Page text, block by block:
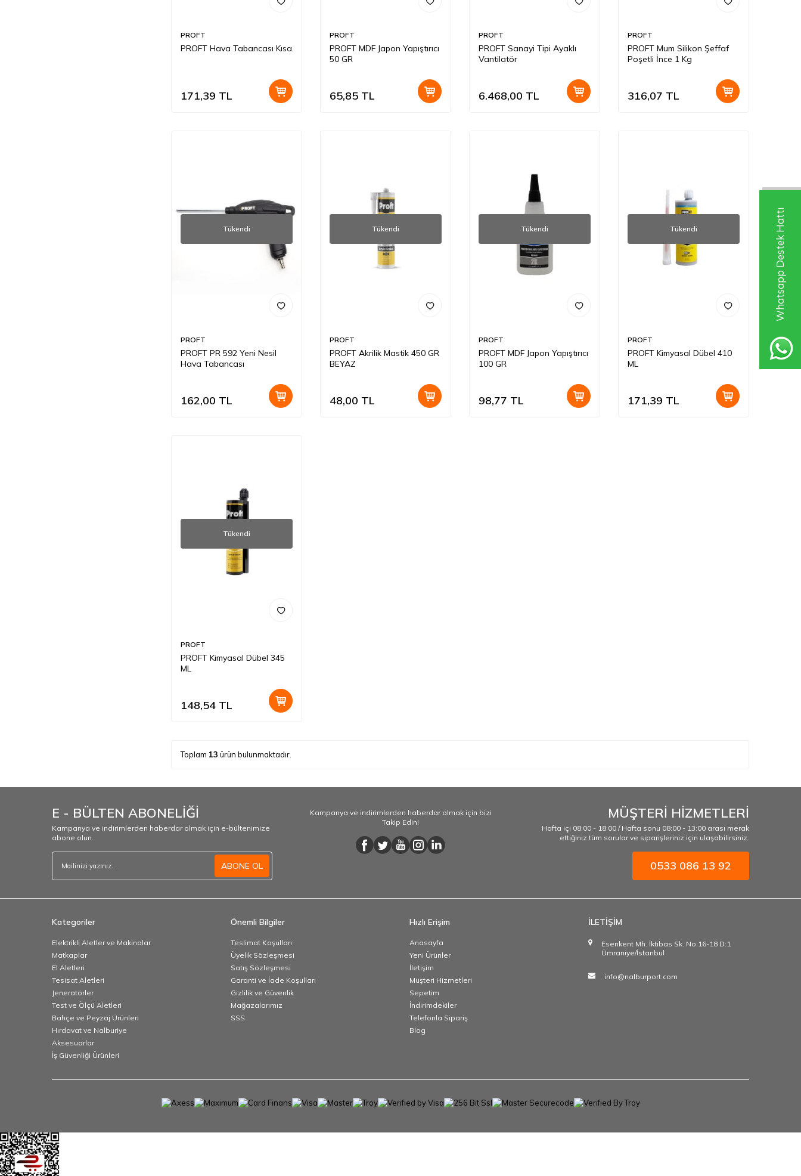
Whatsapp Destek Hattı
PROFT
PROFT Hava Tabancası Kısa
171,39 TL
PROFT
PROFT MDF Japon Yapıştırıcı
50 GR
65,85 TL
PROFT
PROFT Sanayi Tipi Ayaklı
Vantilatör
6.468,00 TL
PROFT
PROFT Mum Silikon Şeffaf
Poşetli İnce 1 Kg
316,07 TL
Tükendi
PROFT
PROFT PR 592 Yeni Nesil
Hava Tabancası
162,00 TL
Tükendi
PROFT
PROFT Akrilik Mastik 450 GR
BEYAZ
48,00 TL
Tükendi
PROFT
PROFT MDF Japon Yapıştırıcı
100 GR
98,77 TL
Tükendi
PROFT
PROFT Kimyasal Dübel 410
ML
171,39 TL
Tükendi
PROFT
PROFT Kimyasal Dübel 345
ML
148,54 TL
Toplam 13 ürün bulunmaktadır.
E - BÜLTEN ABONELİĞİ
Kampanya ve indirimlerden haberdar olmak için e-bültenimize
abone olun.
ABONE OL
Kampanya ve indirimlerden haberdar olmak için bizi
Takip Edin!
MÜŞTERİ HİZMETLERİ
Hafta içi 08:00 - 18:00 / Hafta sonu 08:00 - 13:00 arası merak
ettiğiniz tüm sorular ve siparişleriniz için ulaşabilirsiniz.
0533 086 13 92
Kategoriler
Elektrikli Aletler ve Makinalar
Matkaplar
El Aletleri
Tesisat Aletleri
Jeneratörler
Test ve Ölçü Aletleri
Bahçe ve Peyzaj Ürünleri
Hırdavat ve Nalburiye
Aksesuarlar
İş Güvenliği Ürünleri
Önemli Bilgiler
Teslimat Koşulları
Üyelik Sözleşmesi
Satış Sözleşmesi
Garanti ve İade Koşulları
Gizlilik ve Güvenlik
Mağazalarımız
SSS
Hızlı Erişim
Anasayfa
Yeni Ürünler
İletişim
Müşteri Hizmetleri
Sepetim
İndirimdekiler
Telefonla Sipariş
Blog
İLETİŞİM
Esenkent Mh. İktibas Sk. No:16-18 D:1
Ümraniye/İstanbul
info@nalburport.com